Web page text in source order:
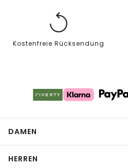
Kostenfreie Rücksendung
DAMEN
HERREN